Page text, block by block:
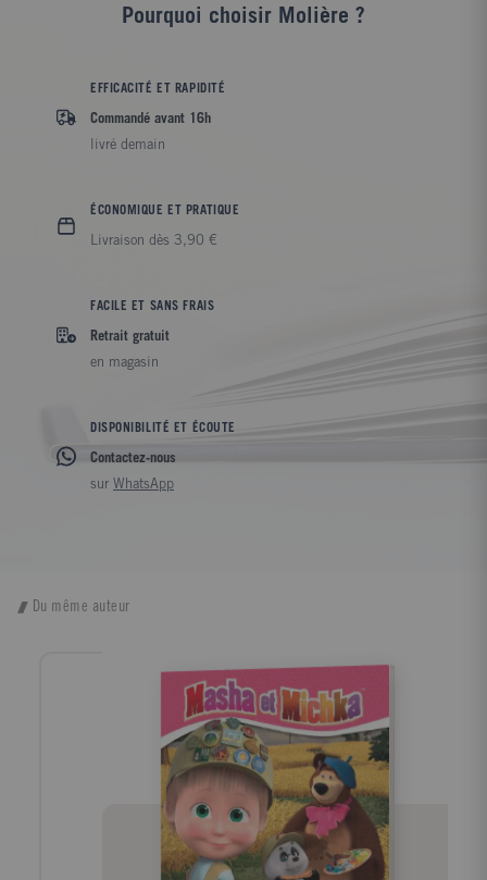
Pourquoi choisir Molière ?
EFFICACITÉ ET RAPIDITÉ
Commandé avant 16h
livré demain
ÉCONOMIQUE ET PRATIQUE
Livraison dès 3,90 €
FACILE ET SANS FRAIS
Retrait gratuit
en magasin
DISPONIBILITÉ ET ÉCOUTE
Contactez-nous
sur WhatsApp
Du même auteur